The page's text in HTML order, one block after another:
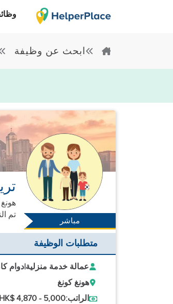
ابحث عن وظيفة
مباشر
تم
متطلبات الوظيفة
عمالة خدمة منزلية|دوام
هونغ كونغ
الراتب:HK$ 4,870 - 5,000